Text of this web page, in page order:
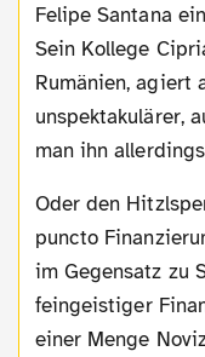
Felipe Santana
Sein Kollege
Rumänien, agiert
unspektakulärer,
man ihn
Oder den Hitzlsperger , Thomas. Der ist Experte in
puncto
im Gegensatz zu
feingeistiger
einer Menge